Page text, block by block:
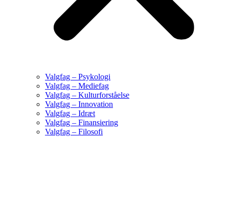
Valgfag – Psykologi
Valgfag – Mediefag
Valgfag – Kulturforståelse
Valgfag – Innovation
Valgfag – Idræt
Valgfag – Finansiering
Valgfag – Filosofi